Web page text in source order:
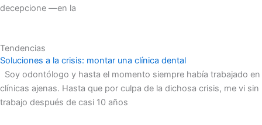
decepcione —en la
Tendencias
Soluciones a la crisis: montar una clínica dental
Soy odontólogo y hasta el momento siempre había trabajado en
clínicas ajenas. Hasta que por culpa de la dichosa crisis, me vi sin
trabajo después de casi 10 años